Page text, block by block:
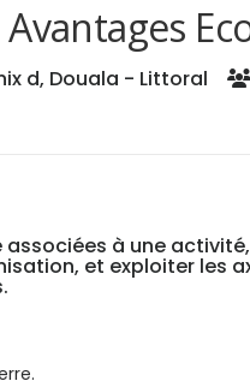
d, Douala - Littoral
à une
et exploiter les